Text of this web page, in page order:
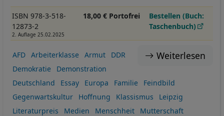
ISBN 978-3-518-
12873-2
2. Auflage 25.02.2025
18,00 € Portofrei
Bestellen (Buch:
Taschenbuch)
Weiterlesen
AFD Arbeiterklasse Armut
DDR
Demokratie
Demonstration
Deutschland
Essay Europa Familie
Feindbild
Gegenwartskultur
Hoffnung Klassismus
Leipzig
Literaturpreis
Medien Menschheit
Mutterschaft